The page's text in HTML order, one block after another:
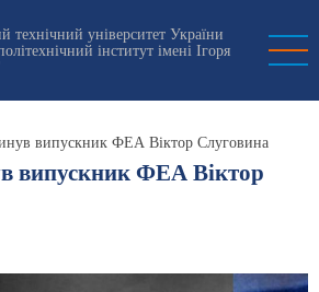
технічний університет України
інститут імені Ігоря
випускник ФЕА Віктор Слуговина
випускник ФЕА Віктор